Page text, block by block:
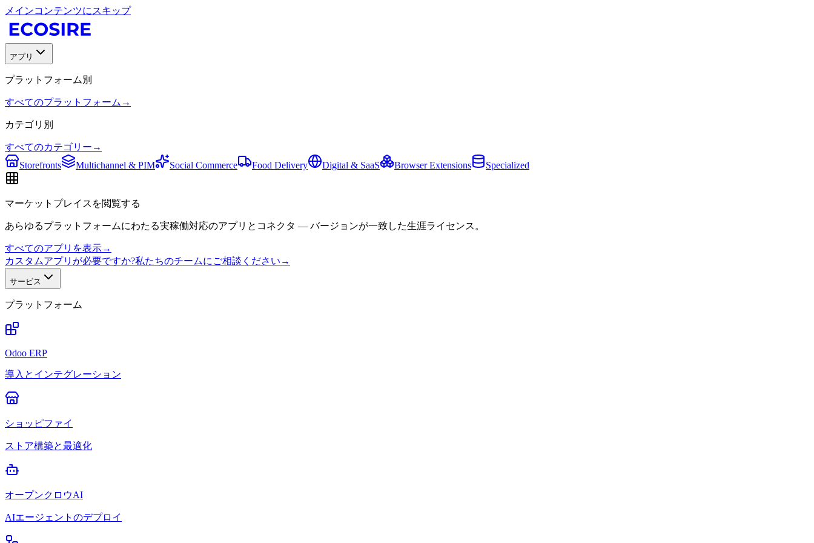
メインコンテンツにスキップ
アプリ
プラットフォーム別
すべてのプラットフォーム →
カテゴリ別
すべてのカテゴリー →
Storefronts
Multichannel & PIM Social Commerce Food Delivery Digital & SaaS Browser Extensions Specialized
マーケットプレイスを閲覧する
あらゆるプラットフォームにわたる実稼働対応のアプリとコネクタ — バージョンが一致した生涯ライセンス。
すべてのアプリを表示→
カスタムアプリが必要ですか?私たちのチームにご相談ください →
サービス
プラットフォーム
Odoo ERP
導入とインテグレーション
ショッピファイ
ストア構築と最適化
オープンクロウAI
AIエージェントのデプロイ